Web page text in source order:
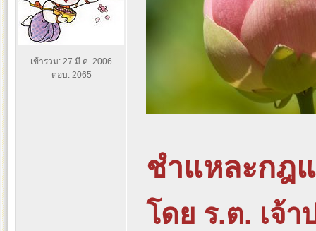
เข้าร่วม: 27 มี.ค. 2006
ตอบ: 2065
ชำแหละกฎ
โดย ร.ต. เจ้า